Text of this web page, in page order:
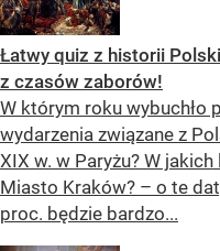
Łatwy quiz z historii
z czasów zaborów!
W którym roku wybuchło
wydarzenia związane z
XIX w. w Paryżu? W
Miasto Kraków? – o te
proc. będzie bardzo...